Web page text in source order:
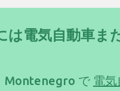
は電気自動車ま
Montenegro で 電